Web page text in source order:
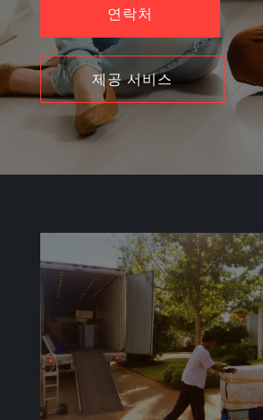
연락처
제공 서비스